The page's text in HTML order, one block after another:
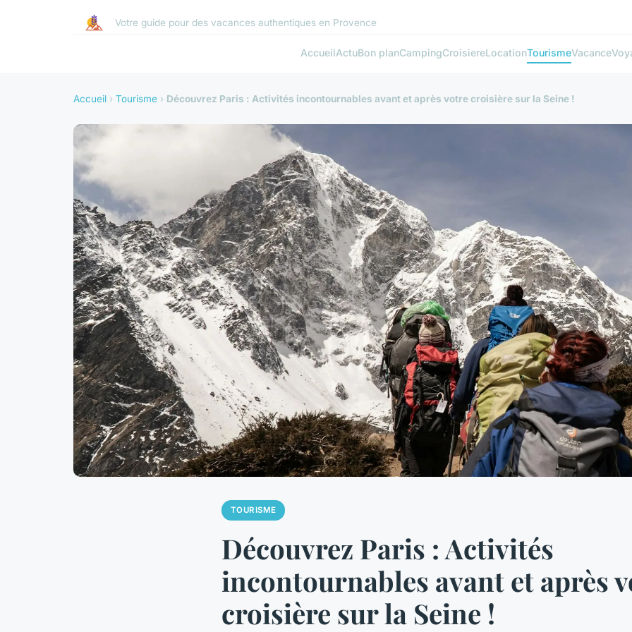
Votre guide pour des vacances authentiques en Provence
AccueilActuBon planCampingCroisiereLocationTourismeVacance
Accueil › Tourisme › Découvrez Paris : Activités incontournables avant et après votre croisière sur la Seine !
TOURISME
Découvrez Paris : Activités
incontournables avant et après
croisière sur la Seine !